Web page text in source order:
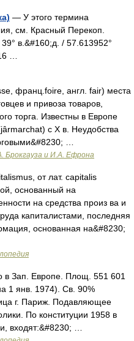
— У этого термина
см. Красный Перекоп.
в.&#160;д. / 57.613952°
…
франц.foire, англ. fair) места
и привоза товаров,
торга. Известны в Европе
с Х в. Неудобства
…
Брокгауза и И.А. Ефрона
от лат. capitalis
основанный на
на средства произ ва и
капиталистами, последняя
основанная на&#8230;
в Зап. Европе. Площ. 551 601
1 янв. 1974). Св. 90%
г. Париж. Подавляющее
По конституции 1958 в
входят:&#8230; …